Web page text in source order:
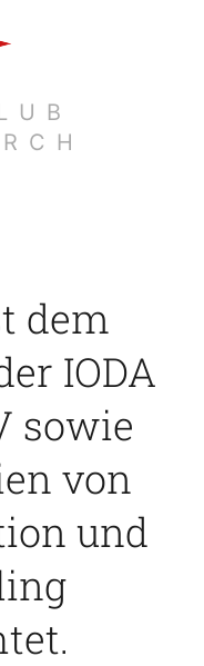
dem
IODA
sowie
von
und